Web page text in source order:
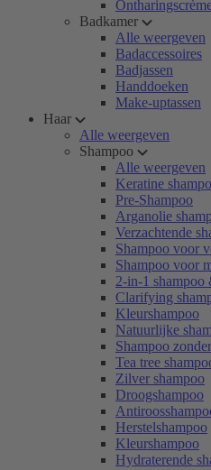
Badkamer
Alle weergeven
Badaccessoires
Badjassen
Handdoeken
Make-uptassen
Haar
Alle weergeven
Shampoo
Alle weergeven
Keratine
Pre-Shampoo
Arganolie
Verzachtende
Shampoo voor
Shampoo voor
2-in-1
Clarifying
Kleurshampoo
Natuurlijke
Shampoo
Tea tree
Zilver shampoo
Droogshampoo
Herstelshampoo
Kleurshampoo
Hydraterende